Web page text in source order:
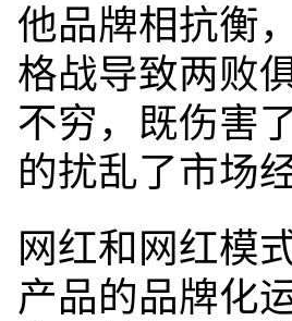
他品牌相抗衡
格战导致两败
不穷，既伤害
的扰乱了市场
网红和网红模
产品的品牌化